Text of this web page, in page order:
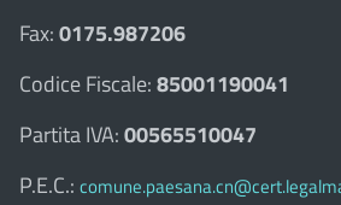
Fax:0175.987206
Codice Fiscale:85001190041
Partita IVA:00565510047
P.E.C.: